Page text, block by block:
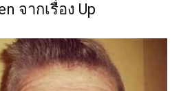
จากเรื่อง Up